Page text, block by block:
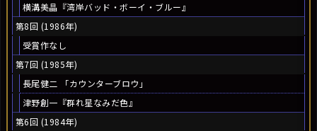
横溝美晶『湾岸バッド・ボーイ・ブルー』
第8回 (1986年)
受賞作なし
第7回 (1985年)
長尾健二 「カウンターブロウ」
津野創一『群れ星なみだ色』
第6回 (1984年)